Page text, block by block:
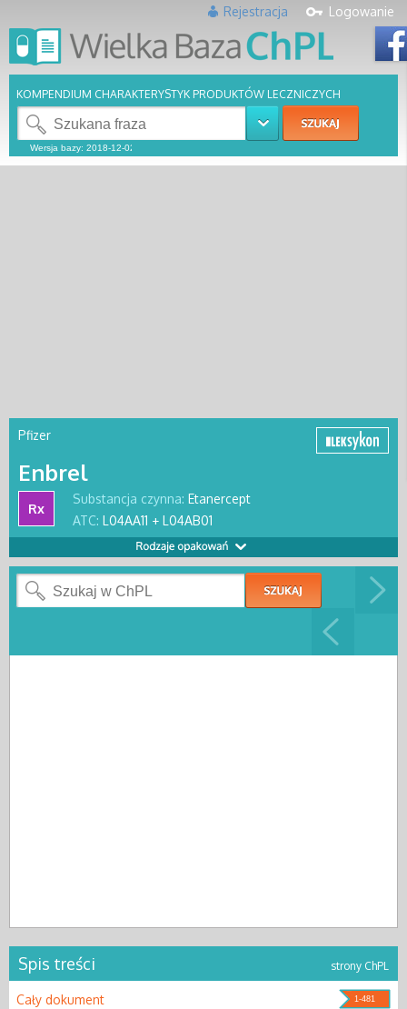
Logowanie
Rejestracja
KOMPENDIUM CHARAKTERYSTYK PRODUKTÓW LECZNICZYCH
Pfizer
Enbrel
Substancja czynna: Etanercept
ATC: L04AA11 + L04AB01
Rx
Spis treści strony ChPL
Cały dokument 1-481